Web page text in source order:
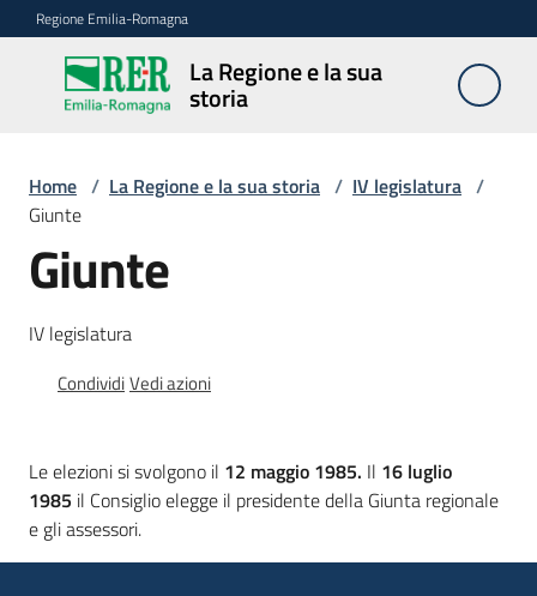
Vai al contenuto
Vai alla navigazione
Vai al footer
Regione Emilia-Romagna
La Regione e la sua
storia
La
Regione
storia
Legislature
Presidenti
Archivio
multimediale
Home / La Regione e la sua storia / IV legislatura /
Giunte
Giunte
IV legislatura
CondividiVedi azioni
Leelezioni si svolgono il 12 maggio 1985. Il 16 luglio
1985 il Consiglio elegge il presidente della Giunta regionale
e gli assessori.